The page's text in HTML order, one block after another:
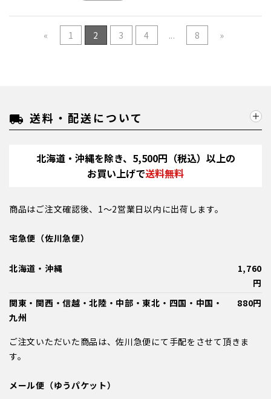
« 1 2 3 4 ... 8 »
local_shipping 送料・配送について
北海道・沖縄を除き、5,500円（税込）以上の
お買い上げで送料無料
商品はご注文確認後、1～2営業日以内に出荷します。
宅急便（佐川急便）
北海道・沖縄
1,760
円
関東・関西・信越・北陸・中部・東北・四国・中国・
九州
880円
ご注文いただいた商品は、佐川急便にて手配をさせて頂きま
す。
メール便（ゆうパケット）